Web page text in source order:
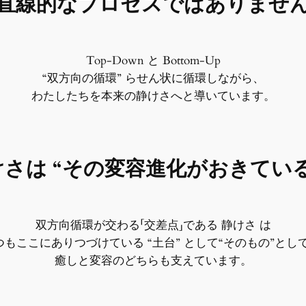
Top-Down と Bottom-Up
“双方向の循環” らせん状に循環しながら、
わたしたちを本来の静けさへと導いています。
は “その変容進化がおきてい
双方向循環が交わる「交差点」である 静けさ は
もここにありつづけている “土台” として“そのもの”として
癒しと変容のどちらも支えています。